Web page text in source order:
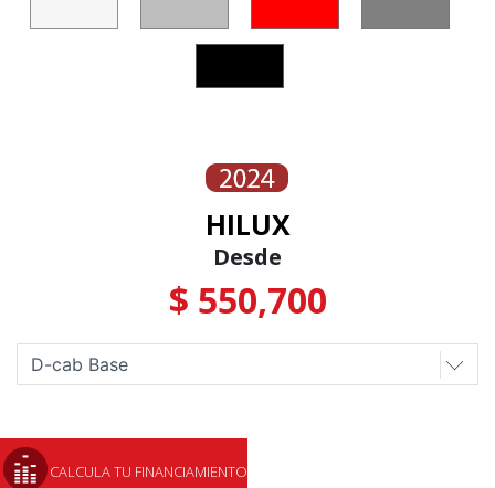
HILUX
Desde
$ 550,700
CALCULA TU FINANCIAMIENTO